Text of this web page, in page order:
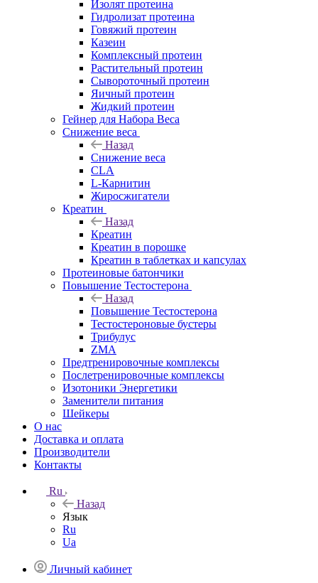
Изолят протеина
Гидролизат протеина
Говяжий протеин
Казеин
Комплексный протеин
Растительный протеин
Сывороточный протеин
Яичный протеин
Жидкий протеин
Гейнер для Набора Веса
Снижение веса
Назад
Снижение веса
CLA
L-Карнитин
Жиросжигатели
Креатин
Назад
Креатин
Креатин в порошке
Креатин в таблетках и капсулах
Протеиновые батончики
Повышение Тестостерона
Назад
Повышение Тестостерона
Тестостероновые бустеры
Трибулус
ZMA
Предтренировочные комплексы
Послетренировочные комплексы
Изотоники Энергетики
Заменители питания
Шейкеры
О нас
Доставка и оплата
Производители
Контакты
Ru
Назад
Язык
Ru
Ua
Личный кабинет